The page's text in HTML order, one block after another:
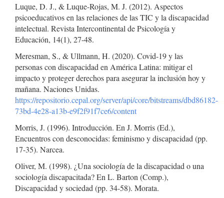
Luque, D. J., & Luque-Rojas, M. J. (2012). Aspectos
psicoeducativos en las relaciones de las TIC y la discapacidad
intelectual. Revista Intercontinental de Psicología y
Educación, 14(1), 27-48.
Meresman, S., & Ullmann, H. (2020). Covid-19 y las
personas con discapacidad en América Latina: mitigar el
impacto y proteger derechos para asegurar la inclusión hoy y
mañana. Naciones Unidas.
https://repositorio.cepal.org/server/api/core/bitstreams/dbd86182-
73bd-4e28-a13b-e9f2f91f7ce6/content
Morris, J. (1996). Introducción. En J. Morris (Ed.),
Encuentros con desconocidas: feminismo y discapacidad (pp.
17-35). Narcea.
Oliver, M. (1998). ¿Una sociología de la discapacidad o una
sociología discapacitada? En L. Barton (Comp.),
Discapacidad y sociedad (pp. 34-58). Morata.